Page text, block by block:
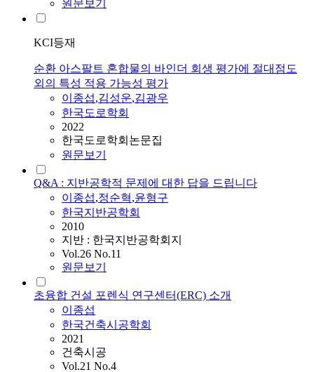
원문보기
KCI등재
순환 아스팔트 혼합물의 바인더 회생 평가에 절대점도
외의 특성 적용 가능성 평가
이종섭,김성운,김광우
한국도로학회
2022
한국도로학회논문집
원문보기
Q&A : 지반공학적 문제에 대한 답을 드립니다
이종섭,정순혁,윤형구
한국지반공학회
2010
지반 : 한국지반공학회지
Vol.26 No.11
원문보기
초융합 건설 포렌식 연구센터(ERC) 소개
이종섭
한국건축시공학회
2021
건축시공
Vol.21 No.4